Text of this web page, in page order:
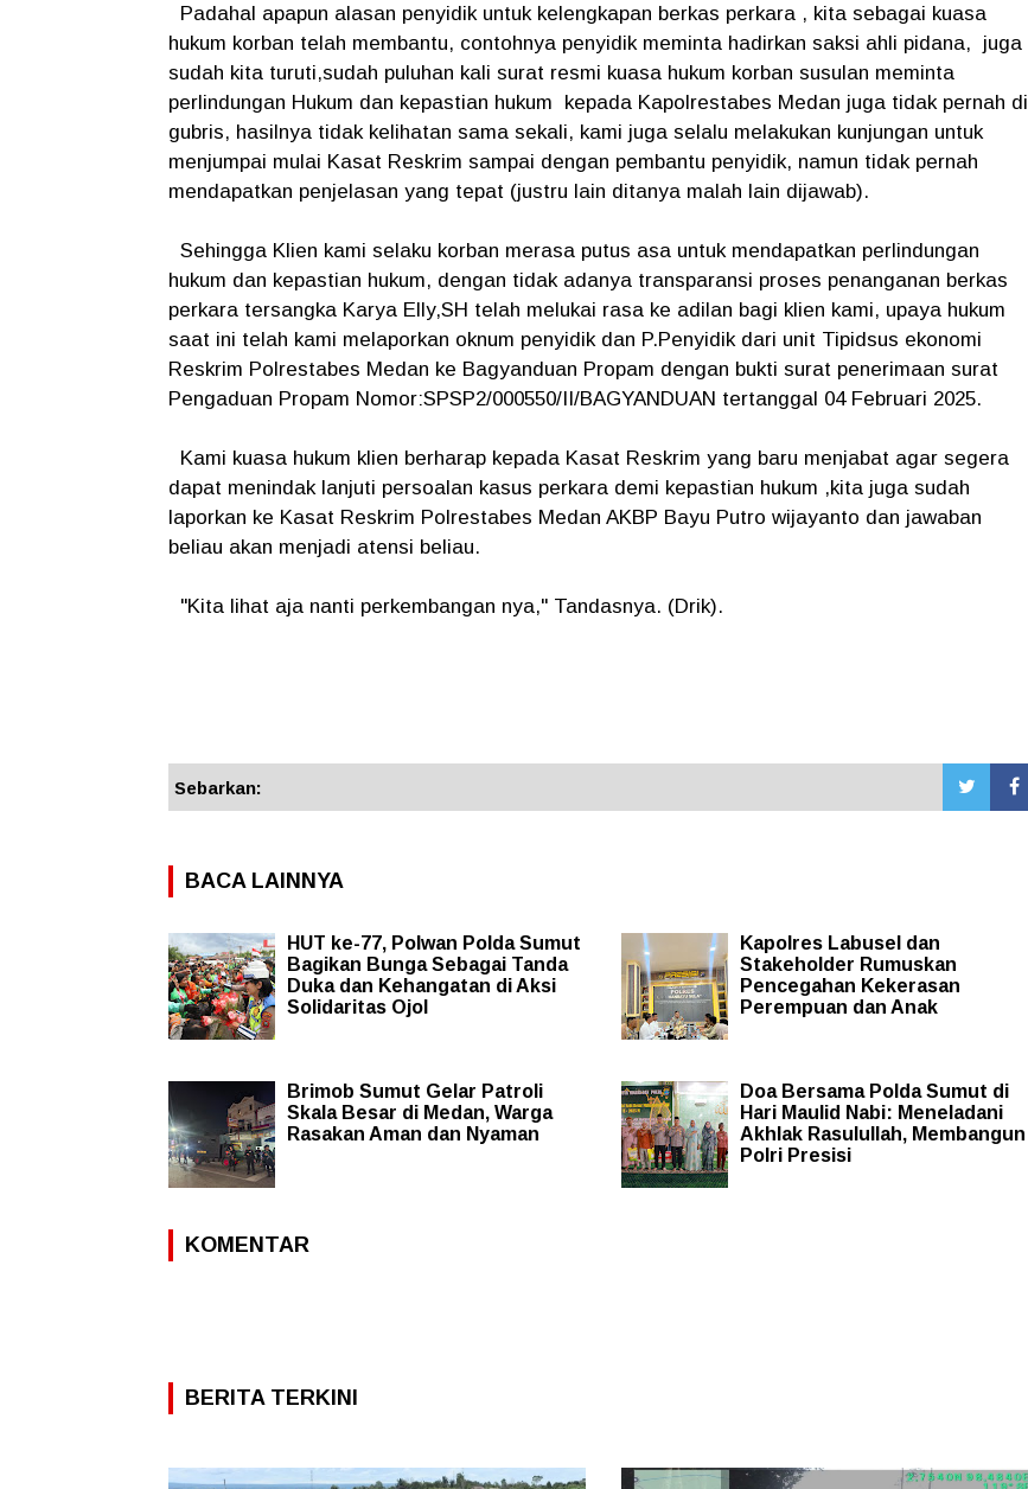
Padahal apapun alasan penyidik untuk kelengkapan berkas perkara , kita sebagai kuasa
hukum korban telah membantu, contohnya penyidik meminta hadirkan saksi ahli pidana, juga
sudah kita turuti,sudah puluhan kali surat resmi kuasa hukum korban susulan meminta
perlindungan Hukum dan kepastian hukum kepada Kapolrestabes Medan juga tidak pernah di
gubris, hasilnya tidak kelihatan sama sekali, kami juga selalu melakukan kunjungan untuk
menjumpai mulai Kasat Reskrim sampai dengan pembantu penyidik, namun tidak pernah
mendapatkan penjelasan yang tepat (justru lain ditanya malah lain dijawab).
Sehingga Klien kami selaku korban merasa putus asa untuk mendapatkan perlindungan
hukum dan kepastian hukum, dengan tidak adanya transparansi proses penanganan berkas
perkara tersangka Karya Elly,SH telah melukai rasa ke adilan bagi klien kami, upaya hukum
saat ini telah kami melaporkan oknum penyidik dan P.Penyidik dari unit Tipidsus ekonomi
Reskrim Polrestabes Medan ke Bagyanduan Propam dengan bukti surat penerimaan surat
Pengaduan Propam Nomor:SPSP2/000550/II/BAGYANDUAN tertanggal 04 Februari 2025.
Kami kuasa hukum klien berharap kepada Kasat Reskrim yang baru menjabat agar segera
dapat menindak lanjuti persoalan kasus perkara demi kepastian hukum ,kita juga sudah
laporkan ke Kasat Reskrim Polrestabes Medan AKBP Bayu Putro wijayanto dan jawaban
beliau akan menjadi atensi beliau.
"Kita lihat aja nanti perkembangan nya," Tandasnya. (Drik).
Sebarkan:
BACA LAINNYA
HUT ke-77, Polwan Polda Sumut
Bagikan Bunga Sebagai Tanda
Duka dan Kehangatan di Aksi
Solidaritas Ojol
Kapolres Labusel dan
Stakeholder Rumuskan
Pencegahan Kekerasan
Perempuan dan Anak
Brimob Sumut Gelar Patroli
Skala Besar di Medan, Warga
Rasakan Aman dan Nyaman
Doa Bersama Polda Sumut di
Hari Maulid Nabi: Meneladani
Akhlak Rasulullah, Membangun
Polri Presisi
KOMENTAR
BERITA TERKINI